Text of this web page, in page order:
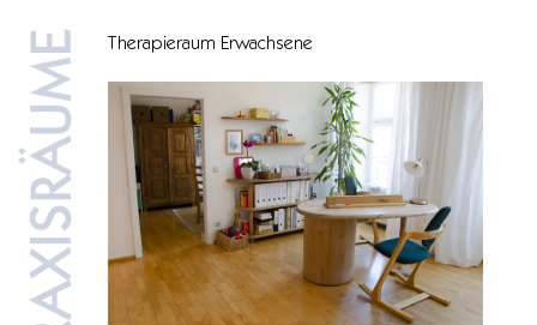
Therapieraum Erwachsene